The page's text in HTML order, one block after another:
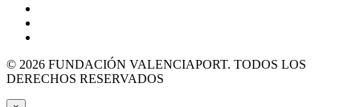
© 2026 FUNDACIÓN VALENCIAPORT. TODOS LOS
DERECHOS RESERVADOS